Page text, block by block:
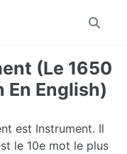
Toggle
(Le 1650
En English)
est Instrument. Il
le 10e mot le plus